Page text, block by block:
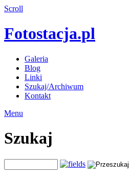
Scroll
Fotostacja.pl
Galeria
Blog
Linki
Szukaj/Archiwum
Kontakt
Menu
Szukaj